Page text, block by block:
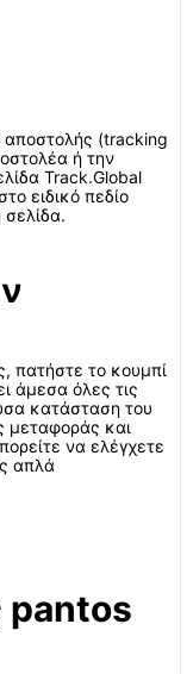
αποστολής (tracking
ή την
Track.Global
ειδικό πεδίο
πατήστε το κουμπί
άμεσα όλες τις
κατάσταση του
μεταφοράς και
να ελέγχετε
απλά
pantos